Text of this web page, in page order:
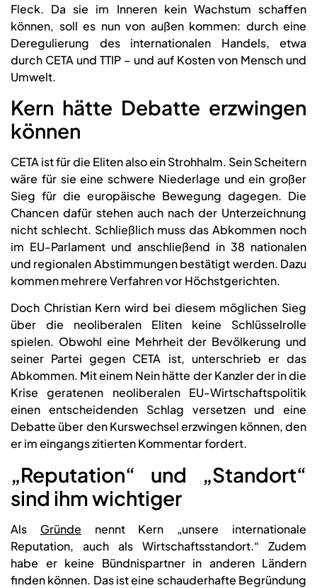
Fleck. Da sie im Inneren kein Wachstum schaffen
können, soll es nun von außen kommen: durch eine
Deregulierung des internationalen Handels, etwa
durch CETA und TTIP – und auf Kosten von Mensch und
Umwelt.
Kern hätte Debatte erzwingen
können
CETA ist für die Eliten also ein Strohhalm. Sein Scheitern
wäre für sie eine schwere Niederlage und ein großer
Sieg für die europäische Bewegung dagegen. Die
Chancen dafür stehen auch nach der Unterzeichnung
nicht schlecht. Schließlich muss das Abkommen noch
im EU-Parlament und anschließend in 38 nationalen
und regionalen Abstimmungen bestätigt werden. Dazu
kommen mehrere Verfahren vor Höchstgerichten.
Doch Christian Kern wird bei diesem möglichen Sieg
über die neoliberalen Eliten keine Schlüsselrolle
spielen. Obwohl eine Mehrheit der Bevölkerung und
seiner Partei gegen CETA ist, unterschrieb er das
Abkommen. Mit einem Nein hätte der Kanzler der in die
Krise geratenen neoliberalen EU-Wirtschaftspolitik
einen entscheidenden Schlag versetzen und eine
Debatte über den Kurswechsel erzwingen können, den
er im eingangs zitierten Kommentar fordert.
„Reputation“ und „Standort“
sind ihm wichtiger
Als Gründe nennt Kern „unsere internationale
Reputation, auch als Wirtschaftsstandort.“ Zudem
habe er keine Bündnispartner in anderen Ländern
finden können. Das ist eine schauderhafte Begründung